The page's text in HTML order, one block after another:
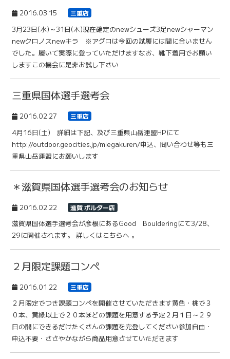
2016.03.15 三重店
3月23日(水)～31日(木)現在確定のnewシューズ3足newシャーマン
newクロノスnewキラ ※アグロは今回の試履には間に合いません
でした。履いて実際に登っていただけますなお、靴下着用でお願い
しますこの機会に是非お試し下さい
三重県国体選手選考会
2016.02.27 三重店
4月16日(土) 詳細は下記、及び三重県山岳連盟HPにて
http://outdoor.geocities.jp/miegakuren/申込、問い合わせ等も三
重県山岳連盟にお願いします
＊滋賀県国体選手選考会のお知らせ
2016.02.22 滋賀 ボルダー店
滋賀県国体選手選考会が彦根にあるGood Boulderingにて3/28、
29に開催されます。 詳しくはこちらへ 。
２月限定課題コンペ
2016.01.22 三重店
２月限定でつき課題コンペを開催させていただきます黄色・桃で３
０本、黄緑以上で２０本ほどの課題を用意する予定２月１日～２９
日の間にできるだけたくさんの課題を完登してください参加自由・
申込不要・ささやかながら商品用意させていただきます